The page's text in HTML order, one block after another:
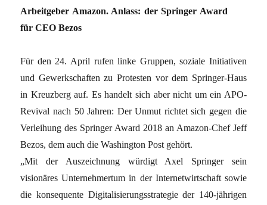
Arbeitgeber Amazon. Anlass: der Springer Award
für CEO Bezos
Für den 24. April rufen linke Gruppen, soziale Initiativen
und Gewerkschaften zu Protesten vor dem Springer-Haus
in Kreuzberg auf. Es handelt sich aber nicht um ein APO-
Revival nach 50 Jahren: Der Unmut richtet sich gegen die
Verleihung des Springer Award 2018 an Amazon-Chef Jeff
Bezos, dem auch die Washington Post gehört.
„Mit der Auszeichnung würdigt Axel Springer sein
visionäres Unternehmertum in der Internetwirtschaft sowie
die konsequente Digitalisierungsstrategie der 140-jährigen